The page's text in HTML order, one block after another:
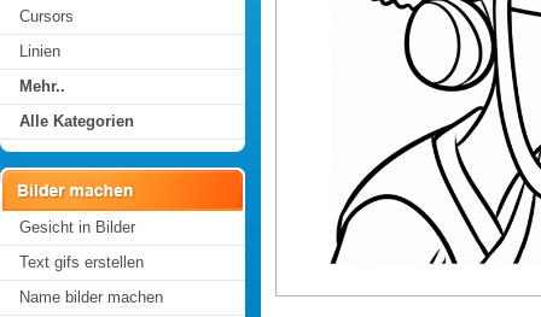
Cursors
Linien
Mehr..
Alle Kategorien
Gesicht in Bilder
Text gifs erstellen
Name bilder machen